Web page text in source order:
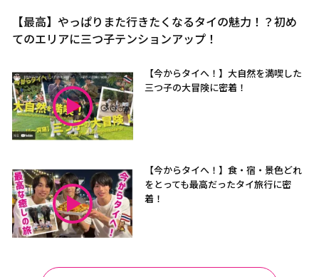
【最高】やっぱりまた行きたくなるタイの魅力！？初め
てのエリアに三つ子テンションアップ！
【今からタイへ！】大自然を満喫した
三つ子の大冒険に密着！
【今からタイへ！】食・宿・景色どれ
をとっても最高だったタイ旅行に密
着！